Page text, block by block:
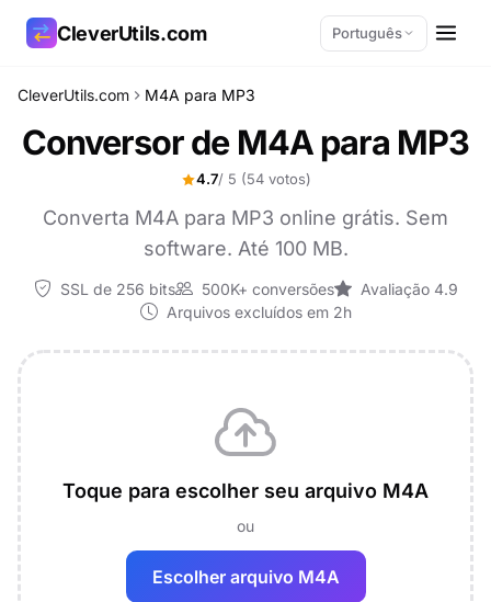
CleverUtils.com Português
CleverUtils.com M4A para MP3
Conversor de M4A para MP3
4.7/ 5 (54 votos)
Converta M4A para MP3 online grátis. Sem
software. Até 100 MB.
SSL de 256 bits 500K+ conversões
Avaliação 4.9
Arquivos excluídos em 2h
Toque para escolher seu arquivo M4A
ou
Escolher arquivo M4A
Copiar link